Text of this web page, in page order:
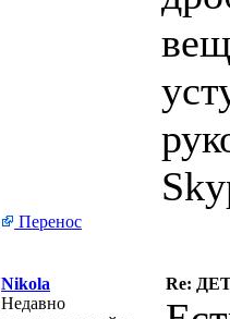
Перенос
Nikola
Re:
Недавно